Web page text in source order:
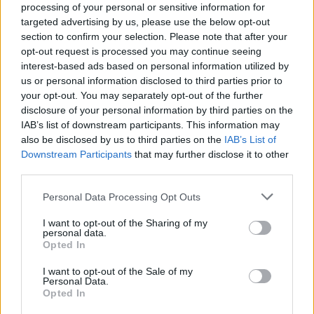
processing of your personal or sensitive information for
targeted advertising by us, please use the below opt-out
section to confirm your selection. Please note that after your
opt-out request is processed you may continue seeing
interest-based ads based on personal information utilized by
us or personal information disclosed to third parties prior to
your opt-out. You may separately opt-out of the further
disclosure of your personal information by third parties on the
IAB’s list of downstream participants. This information may
also be disclosed by us to third parties on the IAB’s List of
Downstream Participants that may further disclose it to other
Please note that this website/app uses one or more Google
not limited to your visit or usage behaviour. You may click to
grant or deny consent to Google and its third-party tags to
use your data for below specified purposes in below Google
consent section.
Personal Data Processing Opt Outs
I want to opt-out of the Sharing of my
personal data.
Opted In
I want to opt-out of the Sale of my
Personal Data.
Opted In
tartozni, ahová kereskedelmi partnereik. A váltás
előtt Ausztráliában és Új-Zélandon már új
munkahét, mikor Szamoán még csak a vasárnap
kezdődött, ez pedig megnehezítette az üzleti
forgalmat.
Szamoán a szilveszter ünneplése nyugati stílusú:
nagy bálokkal és házibulikkal várták az új évet. A
sziget belső vidékein azonban nincs petárdázás és
tűzijáték, hanem úgynevezett faga'ofét, kétméteres
ágyút készítenek bambuszból, ezt megtöltik